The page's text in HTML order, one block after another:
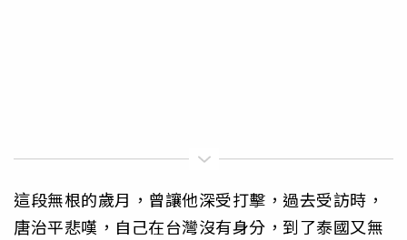
這段無根的歲月，曾讓他深受打擊，過去受訪時，
唐治平悲嘆，自己在台灣沒有身分，到了泰國又無